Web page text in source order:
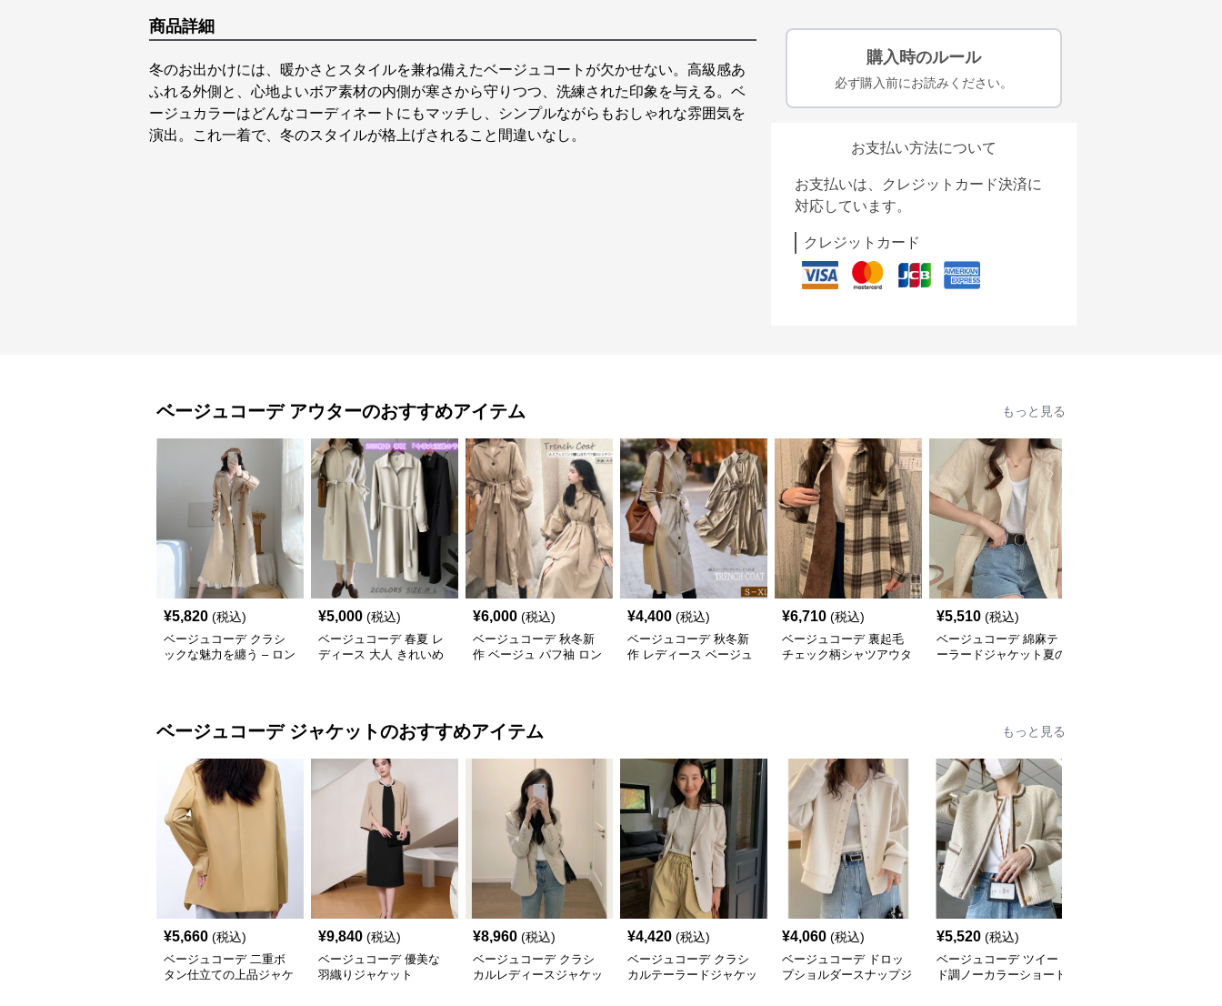
商品詳細
冬のお出かけには、暖かさとスタイルを兼ね備えたベージュコートが欠かせない。高級感あ
ふれる外側と、心地よいボア素材の内側が寒さから守りつつ、洗練された印象を与える。ベ
ージュカラーはどんなコーディネートにもマッチし、シンプルながらもおしゃれな雰囲気を
演出。これ一着で、冬のスタイルが格上げされること間違いなし。
購入時のルール
必ず購入前にお読みください。
お支払い方法について
お支払いは、クレジットカード決済に
対応しています。
クレジットカード
ベージュコーデ アウターのおすすめアイテム もっと見る
¥5,820 (税込)
ベージュコーデ クラシ
ックな魅力を纏う – ロン
¥5,000 (税込)
ベージュコーデ 春夏 レ
ディース 大人 きれいめ
¥6,000 (税込)
ベージュコーデ 秋冬新
作 ベージュ パフ袖 ロン
¥4,400 (税込)
ベージュコーデ 秋冬新
作 レディース ベージュ
¥6,710 (税込)
ベージュコーデ 裏起毛
チェック柄シャツアウタ
¥5,510 (税込)
ベージュコーデ 綿麻テ
ーラードジャケット夏の
ベージュコーデ ジャケットのおすすめアイテム もっと見る
¥5,660 (税込)
ベージュコーデ 二重ボ
タン仕立ての上品ジャケ
¥9,840 (税込)
ベージュコーデ 優美な
羽織りジャケット
¥8,960 (税込)
ベージュコーデ クラシ
カルレディースジャケッ
¥4,420 (税込)
ベージュコーデ クラシ
カルテーラードジャケッ
¥4,060 (税込)
ベージュコーデ ドロッ
プショルダースナップジ
¥5,520 (税込)
ベージュコーデ ツイー
ド調ノーカラーショート